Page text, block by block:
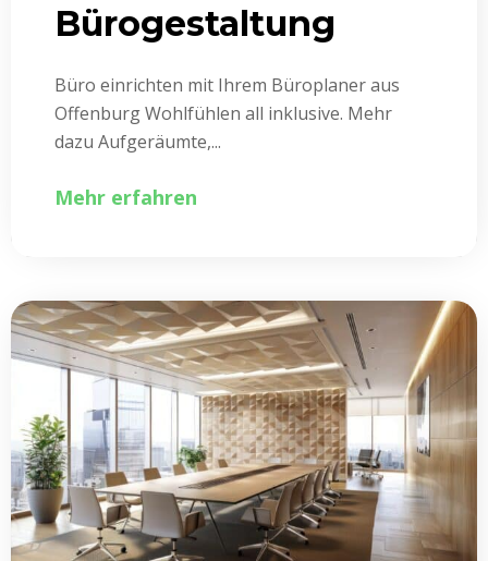
Bürogestaltung
Büro einrichten mit Ihrem Büroplaner aus
Offenburg Wohlfühlen all inklusive. Mehr
dazu Aufgeräumte,...
Mehr erfahren